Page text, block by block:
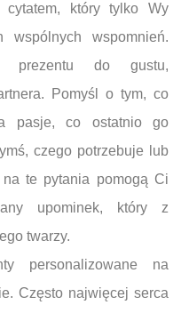
cytatem, który tylko Wy
wspólnych wspomnień.
prezentu do gustu,
Pomyśl o tym, co
pasje, co ostatnio go
czego potrzebuje lub
te pytania pomogą Ci
upominek, który z
twarzy.
personalizowane na
Często najwięcej serca